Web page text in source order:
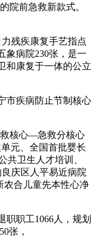
院前急救新款式。
残疾康复手艺指点
象病院230张，是一
和康复于一体的公立
市疾病防止节制核心
核心—急救分核心
元、全国首批婴长
共卫生人才培训、
庆区人平易近病院
农合儿童先本性心净
职工1066人，规划
张，